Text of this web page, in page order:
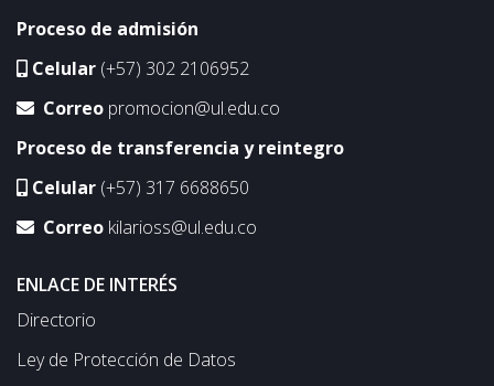
Proceso de admisión
Celular (+57) 302 2106952
Correo promocion@ul.edu.co
Proceso de transferencia y reintegro
Celular (+57) 317 6688650
Correo kilarioss@ul.edu.co
ENLACE DE INTERÉS
Directorio
Ley de Protección de Datos